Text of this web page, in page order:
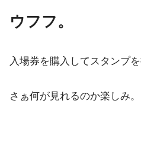
ウフフ。
入場券を購入してスタンプを
さぁ何が見れるのか楽しみ。